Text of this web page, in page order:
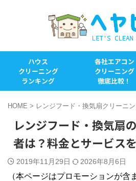
ハウス
クリーニング
ランキング
各社エアコン
クリーニング
徹底比較！
HOME > レンジフード・換気扇クリーニ
レンジフード・換気扇
者は？料金とサービス
2019年11月29日 2026年8月6日
（本ページはプロモーションが含